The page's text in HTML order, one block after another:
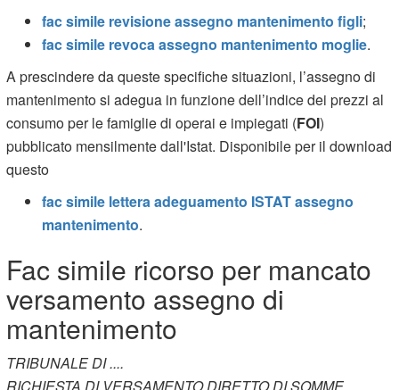
fac simile revisione assegno mantenimento figli;
fac simile revoca assegno mantenimento moglie.
A prescindere da queste specifiche situazioni, l’assegno di
mantenimento si adegua in funzione dell’indice dei prezzi al
consumo per le famiglie di operai e impiegati (FOI)
pubblicato mensilmente dall'Istat. Disponibile per il download
questo
fac simile lettera adeguamento ISTAT assegno
mantenimento.
Fac simile ricorso per mancato
versamento assegno di
mantenimento
TRIBUNALE DI ....
RICHIESTA DI VERSAMENTO DIRETTO DI SOMME